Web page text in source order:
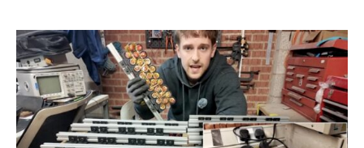
engångsvapes
kan
återvinnas
och
kombineras
–
med